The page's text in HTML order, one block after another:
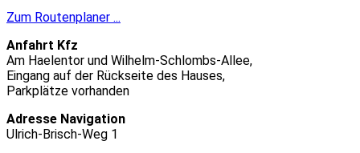
Zum Routenplaner ...
Anfahrt Kfz
Am Haelentor und Wilhelm-Schlombs-Allee,
Eingang auf der Rückseite des Hauses,
Parkplätze vorhanden
Adresse Navigation
Ulrich-Brisch-Weg 1